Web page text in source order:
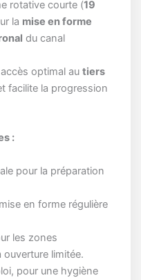
rotative courte (19
la mise en forme
du canal
optimal au tiers
facilite la progression
:
pour la préparation
en forme régulière
les zones
limitée.
pour une hygiène